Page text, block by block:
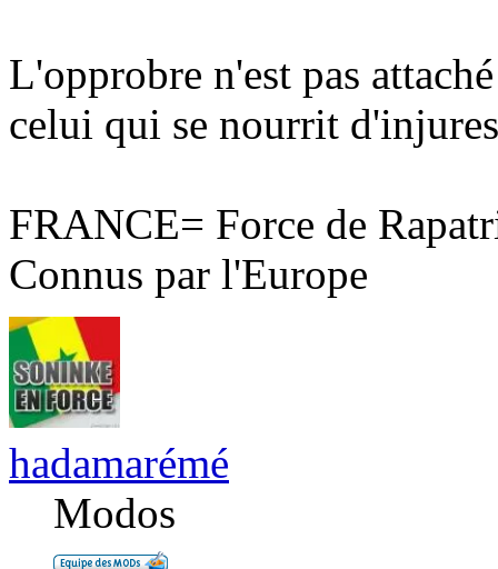
L'opprobre n'est pas
celui qui se nourrit
FRANCE= Force de
Connus par l'Europe
hadamarémé
Modos